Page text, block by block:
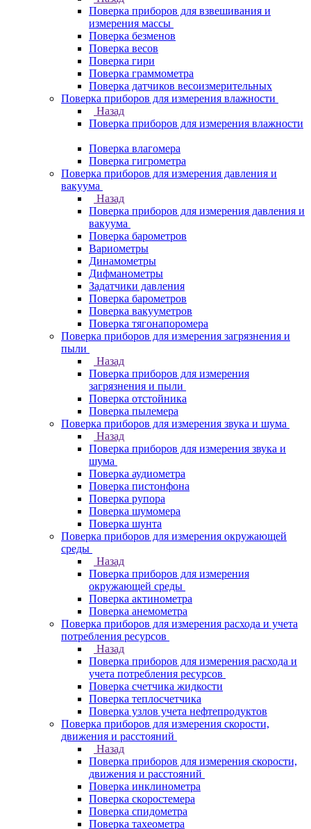
Поверка приборов для взвешивания и
измерения массы
Поверка безменов
Поверка весов
Поверка гири
Поверка граммометра
Поверка датчиков весоизмерительных
Поверка приборов для измерения влажности
Назад
Поверка приборов для измерения влажности
Поверка влагомера
Поверка гигрометра
Поверка приборов для измерения давления и
вакуума
Назад
Поверка приборов для измерения давления и
вакуума
Поверка барометров
Вариометры
Динамометры
Дифманометры
Задатчики давления
Поверка барометров
Поверка вакууметров
Поверка тягонапоромера
Поверка приборов для измерения загрязнения и
пыли
Назад
Поверка приборов для измерения
загрязнения и пыли
Поверка отстойника
Поверка пылемера
Поверка приборов для измерения звука и шума
Назад
Поверка приборов для измерения звука и
шума
Поверка аудиометра
Поверка пистонфона
Поверка рупора
Поверка шумомера
Поверка шунта
Поверка приборов для измерения окружающей
среды
Назад
Поверка приборов для измерения
окружающей среды
Поверка актинометра
Поверка анемометра
Поверка приборов для измерения расхода и учета
потребления ресурсов
Назад
Поверка приборов для измерения расхода и
учета потребления ресурсов
Поверка счетчика жидкости
Поверка теплосчетчика
Поверка узлов учета нефтепродуктов
Поверка приборов для измерения скорости,
движения и расстояний
Назад
Поверка приборов для измерения скорости,
движения и расстояний
Поверка инклинометра
Поверка скоростемера
Поверка спидометра
Поверка тахеометра